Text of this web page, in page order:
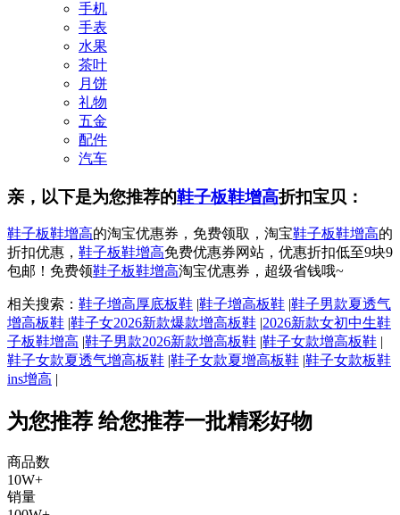
手机
手表
水果
茶叶
月饼
礼物
五金
配件
汽车
亲，以下是为您推荐的鞋子板鞋增高折扣宝贝：
鞋子板鞋增高的淘宝优惠券，免费领取，淘宝鞋子板鞋增高的
折扣优惠， 鞋子板鞋增高免费优惠券网站，优惠折扣低至9块9
包邮！免费领鞋子板鞋增高淘宝优惠券，超级省钱哦~
相关搜索： 鞋子增高厚底板鞋 |鞋子增高板鞋 |鞋子男款夏透气
增高板鞋 |鞋子女2026新款爆款增高板鞋 |2026新款女初中生鞋
子板鞋增高 |鞋子男款2026新款增高板鞋 |鞋子女款增高板鞋 |
鞋子女款夏透气增高板鞋 |鞋子女款夏增高板鞋 |鞋子女款板鞋
ins增高 |
为您推荐 给您推荐一批精彩好物
商品数
10W+
销量